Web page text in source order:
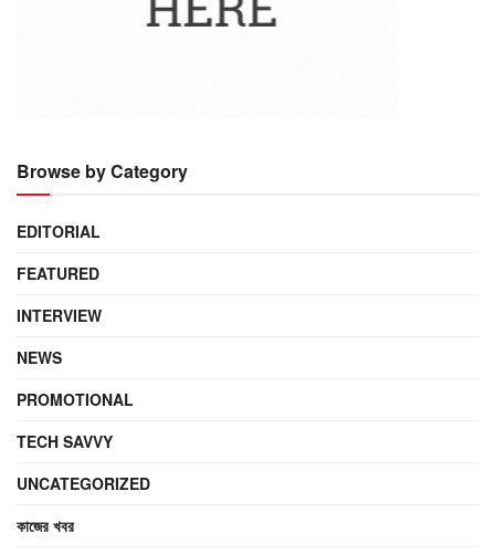
Browse by Category
EDITORIAL
FEATURED
INTERVIEW
NEWS
PROMOTIONAL
TECH SAVVY
UNCATEGORIZED
কাজের খবর